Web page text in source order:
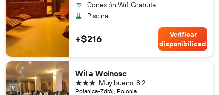
Conexión Wifi Gratuita
Piscina
+$216
Verificar
disponibilidad
Willa Wolnosc
Polanica-Zdrój, Polonia
8.2
Muy bueno
3 estrellas